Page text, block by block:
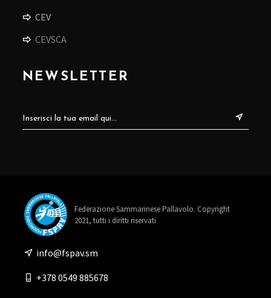
CEV
CEVSCA
NEWSLETTER
Federazione Sammarinese Pallavolo. Copyright
2021, tutti i diritti riservati
info@fspav.sm
+378 0549 885678